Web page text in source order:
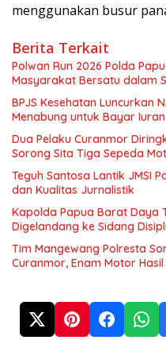
menggunakan busur
Berita Terkait
Polwan Run 2026 Polda
Masyarakat Bersatu dalam
BPJS Kesehatan Luncurkan
Menabung untuk Bayar Iuran
Dua Pelaku Curanmor
Sorong Sita Tiga Sepeda
Teguh Santosa Lantik JMSI
dan Kualitas Jurnalistik
Kapolda Papua Barat Daya
Digelandang ke Sidang
Tim Mangewang Polresta
Curanmor, Enam Motor